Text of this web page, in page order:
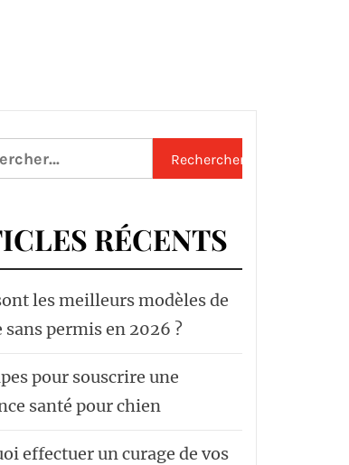
:
RÉCENTS
les meilleurs modèles de
permis en 2026 ?
pour souscrire une
santé pour chien
effectuer un curage de vos